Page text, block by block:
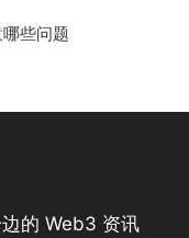
些问题
的 Web3 资讯